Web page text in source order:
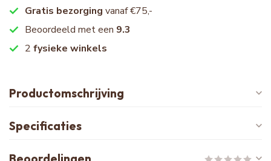
Gratis bezorging vanaf €75,-
Beoordeeld met een 9.3
2 fysieke winkels
Productomschrijving
Specificaties